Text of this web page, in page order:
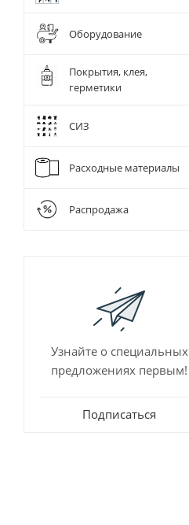
Оборудование
Покрытия, клея,
герметики
СИЗ
Расходные материалы
Распродажа
Узнайте о специальных
предложениях первым!
Подписаться